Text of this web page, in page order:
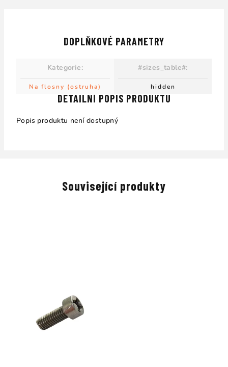
DETAILNÍ POPIS PRODUKTU
Popis produktu není dostupný
DOPLŇKOVÉ PARAMETRY
Kategorie:
Na flosny (ostruha)
#sizes_table#:
hidden
Související produkty